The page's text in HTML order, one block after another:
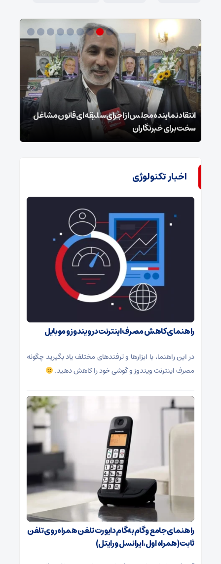
انتقاد نماینده مجلس از اجرای سلیقه‌ای قانون مشاغل
سخت برای خبرنگاران
اخبار تکنولوژی
راهنمای کاهش مصرف اینترنت در ویندوز و موبایل
در این راهنما، با ابزارها و ترفندهای مختلف یاد بگیرید چگونه
مصرف اینترنت ویندوز و گوشی خود را کاهش دهید.
راهنمای جامع و گام‌به‌گام دایورت تلفن همراه روی تلفن
ثابت (همراه اول، ایرانسل و رایتل)